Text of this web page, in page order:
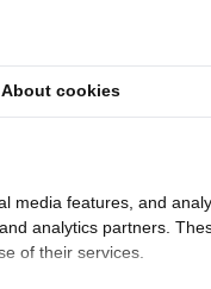
About cookies
media features, and
analytics partners.
of their services.